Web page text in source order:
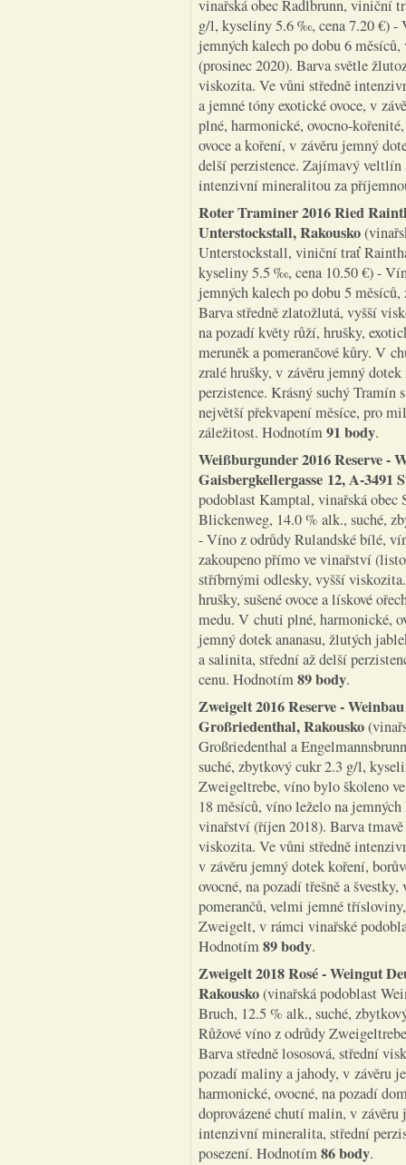
vinařská obec Radlbrunn, viniční
g/l, kyseliny 5.6 ‰, cena 7.20 €) -
jemných kalech po dobu 6
(prosinec 2020). Barva světle
viskozita. Ve vůni středně
a jemné tóny exotické ovoce, v
plné, harmonické, ovocno-
ovoce a koření, v závěru jemný
delší perzistence. Zajímavý
intenzivní mineralitou za
Roter Traminer 2016 Ried
Unterstockstall, Rakousko
Unterstockstall, viniční trať
kyseliny 5.5 ‰, cena 10.50 €) -
jemných kalech po dobu 5
Barva středně zlatožlutá, vyšší
na pozadí květy růží, hrušky,
meruněk a pomerančové kůry. V
zralé hrušky, v závěru jemný
perzistence. Krásný suchý Tramín
největší překvapení měsíce, pro
záležitost. Hodnotím91 body.
Weißburgunder 2016 Reserve -
Gaisbergkellergasse 12, A-3491
podoblast Kamptal, vinařská
Blickenweg, 14.0 % alk., suché,
- Víno z odrůdy Rulandské bílé,
zakoupeno přímo ve vinařství
stříbrnými odlesky, vyšší
hrušky, sušené ovoce a lískové
medu. V chuti plné, harmonické,
jemný dotek ananasu, žlutých
a salinita, střední až delší
cenu. Hodnotím89 body.
Zweigelt 2016 Reserve -
Großriedenthal, Rakousko
Großriedenthal a
suché, zbytkový cukr 2.3 g/l,
Zweigeltrebe, víno bylo školeno
18 měsíců, víno leželo na
vinařství (říjen 2018). Barva
viskozita. Ve vůni středně
v závěru jemný dotek koření,
ovocné, na pozadí třešně a
pomerančů, velmi jemné
Zweigelt, v rámci vinařské
Hodnotím89 body.
Zweigelt 2018 Rosé - Weingut
Rakousko(vinařská podoblast
Bruch, 12.5 % alk., suché,
Růžové víno z odrůdy
Barva středně lososová, střední
pozadí maliny a jahody, v závěru
harmonické, ovocné, na pozadí
doprovázené chutí malin, v
intenzivní mineralita, střední
posezení. Hodnotím86 body.